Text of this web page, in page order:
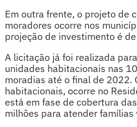
Em outra frente, o projeto de
moradores ocorre nos
projeção de investimento é
A licitação já foi realizada
unidades habitacionais nas
moradias até o final de 2022.
habitacionais, ocorre no
está em fase de cobertura
milhões para atender